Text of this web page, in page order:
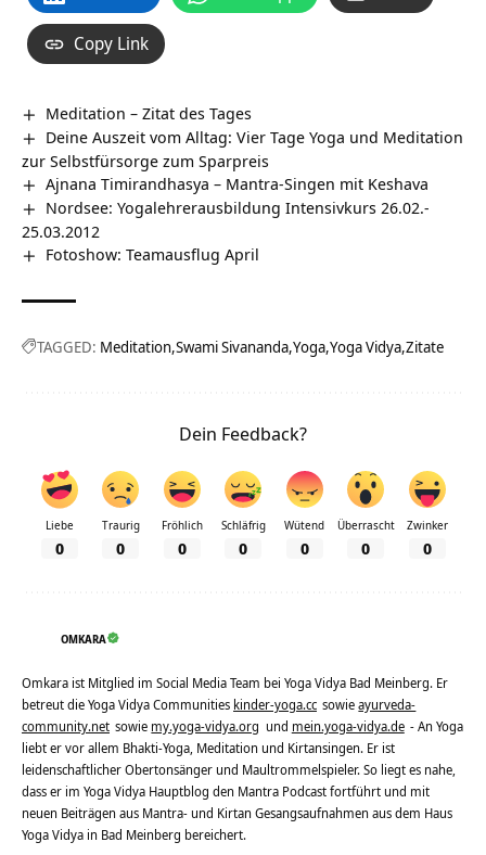
Copy Link
Meditation – Zitat des Tages
Deine Auszeit vom Alltag: Vier Tage Yoga und Meditation
zur Selbstfürsorge zum Sparpreis
Ajnana Timirandhasya – Mantra-Singen mit Keshava
Nordsee: Yogalehrerausbildung Intensivkurs 26.02.-
25.03.2012
Fotoshow: Teamausflug April
TAGGED: Meditation Swami Sivananda Yoga Yoga Vidya Zitate
Dein Feedback?
Liebe
0
Traurig
0
Fröhlich
0
Schläfrig
0
Wütend
0
Überrascht
0
Zwinker
0
OMKARA
Omkara ist Mitglied im Social Media Team bei Yoga Vidya Bad Meinberg. Er
betreut die Yoga Vidya Communities kinder-yoga.cc sowieayurveda-
community.net sowie my.yoga-vidya.org und mein.yoga-vidya.de - An Yoga
liebt er vor allem Bhakti-Yoga, Meditation und Kirtansingen. Er ist
leidenschaftlicher Obertonsänger und Maultrommelspieler. So liegt es nahe,
dass er im Yoga Vidya Hauptblog den Mantra Podcast fortführt und mit
neuen Beiträgen aus Mantra- und Kirtan Gesangsaufnahmen aus dem Haus
Yoga Vidya in Bad Meinberg bereichert.